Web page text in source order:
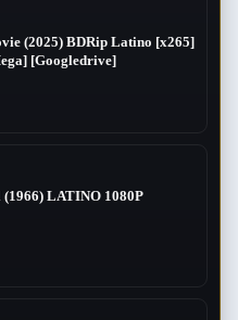
(2025) BDRip Latino [x265]
[Googledrive]
(1966) LATINO 1080P